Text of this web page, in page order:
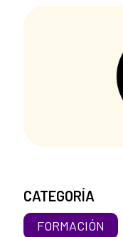
CATEGORÍA
FORMACIÓN